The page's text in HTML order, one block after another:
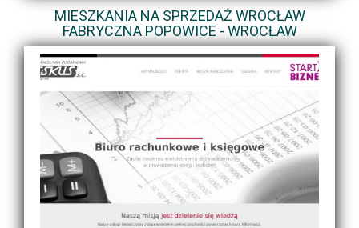
MIESZKANIA NA SPRZEDAŻ WROCŁAW
FABRYCZNA POPOWICE - WROCŁAW